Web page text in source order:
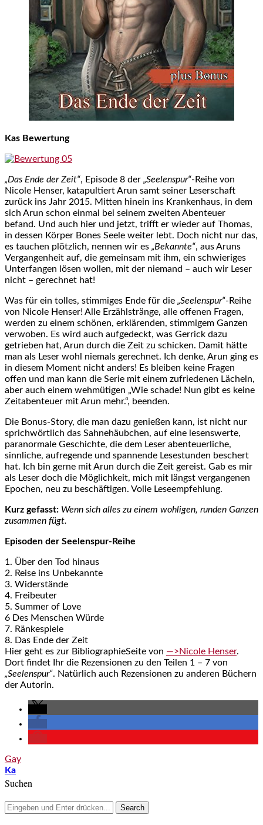
Kas Bewertung
„Das Ende der Zeit“, Episode 8 der „Seelenspur“-Reihe von
Nicole Henser, katapultiert Arun samt seiner Leserschaft
zurück ins Jahr 2015. Mitten hinein ins Krankenhaus, in dem
sich Arun schon einmal bei seinem zweiten Abenteuer
befand. Und auch hier und jetzt, trifft er wieder auf Thomas,
in dessen Körper Bones Seele weiter lebt. Doch nicht nur das,
es tauchen plötzlich, nennen wir es „Bekannte“, aus Aruns
Vergangenheit auf, die gemeinsam mit ihm, ein schwieriges
Unterfangen lösen wollen, mit der niemand – auch wir Leser
nicht – gerechnet hat!
Was für ein tolles, stimmiges Ende für die „Seelenspur“-Reihe
von Nicole Henser! Alle Erzählstränge, alle offenen Fragen,
werden zu einem schönen, erklärenden, stimmigem Ganzen
verwoben. Es wird auch aufgedeckt, was Gerrick dazu
getrieben hat, Arun durch die Zeit zu schicken. Damit hätte
man als Leser wohl niemals gerechnet. Ich denke, Arun ging es
in diesem Moment nicht anders! Es bleiben keine Fragen
offen und man kann die Serie mit einem zufriedenen Lächeln,
aber auch einem wehmütigen „Wie schade! Nun gibt es keine
Zeitabenteuer mit Arun mehr.“, beenden.
Die Bonus-Story, die man dazu genießen kann, ist nicht nur
sprichwörtlich das Sahnehäubchen, auf eine lesenswerte,
paranormale Geschichte, die dem Leser abenteuerliche,
sinnliche, aufregende und spannende Lesestunden beschert
hat. Ich bin gerne mit Arun durch die Zeit gereist. Gab es mir
als Leser doch die Möglichkeit, mich mit längst vergangenen
Epochen, neu zu beschäftigen. Volle Leseempfehlung.
Kurz gefasst: Wenn sich alles zu einem wohligen, runden Ganzen
zusammen fügt.
Episoden der Seelenspur-Reihe
1. Über den Tod hinaus
2. Reise ins Unbekannte
3. Widerstände
4. Freibeuter
5. Summer of Love
6 Des Menschen Würde
7. Ränkespiele
8. Das Ende der Zeit
Hier geht es zur BibliographieSeite von —>Nicole Henser.
Dort findet Ihr die Rezensionen zu den Teilen 1 – 7 von
„Seelenspur“. Natürlich auch Rezensionen zu anderen Büchern
der Autorin.
Gay
Ka
Suchen